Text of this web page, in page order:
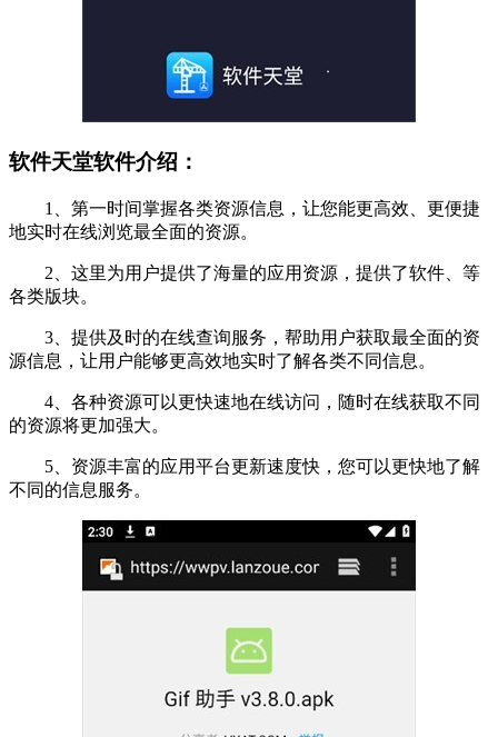
软件天堂软件介绍：
1、第一时间掌握各类资源信息，让您能更高效、更便捷
地实时在线浏览最全面的资源。
2、这里为用户提供了海量的应用资源，提供了软件、等
各类版块。
3、提供及时的在线查询服务，帮助用户获取最全面的资
源信息，让用户能够更高效地实时了解各类不同信息。
4、各种资源可以更快速地在线访问，随时在线获取不同
的资源将更加强大。
5、资源丰富的应用平台更新速度快，您可以更快地了解
不同的信息服务。